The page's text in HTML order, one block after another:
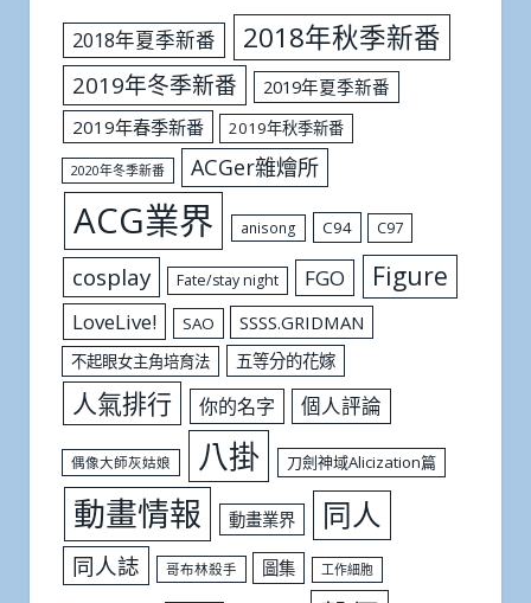
2018年夏季新番 2018年秋季新番
2019年冬季新番
2019年夏季新番
2019年春季新番
2019年秋季新番
2020年冬季新番 ACGer雜燴所
ACG業界 anisong C94 C97
cosplay Fate/stay night FGO Figure
LoveLive! SAO SSSS.GRIDMAN
不起眼女主角培育法 五等分的花嫁
人氣排行 你的名字 個人評論
偶像大師灰姑娘 八掛 刀劍神域Alicization篇
動畫情報 動畫業界 同人
同人誌 哥布林殺手 圖集 工作細胞